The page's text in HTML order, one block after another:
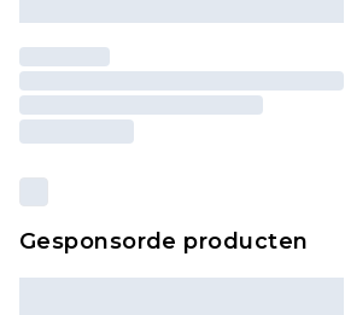
Gesponsorde producten